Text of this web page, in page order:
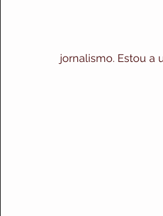
jornalismo. Estou a